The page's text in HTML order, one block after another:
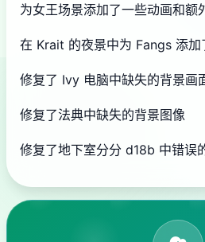
为女王场景添加了一些动画和额
在 Krait 的夜景中为 Fangs 添加
修复了 Ivy 电脑中缺失的背景画
修复了法典中缺失的背景图像
修复了地下室分分 d18b 中错误